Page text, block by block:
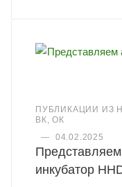
ПУБЛИКАЦИИ ИЗ
ВК, ОК
—
04.02.2025
инкубатор